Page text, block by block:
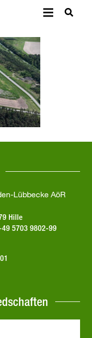
Lübbecke AöR
Hille
5703 9802-99